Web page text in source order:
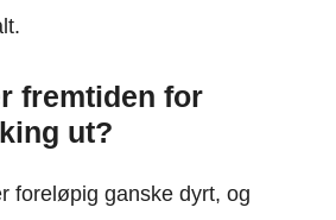
fremtiden for
ut?
foreløpig ganske dyrt, og